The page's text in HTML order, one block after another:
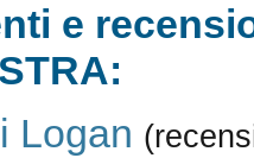
e
Logan